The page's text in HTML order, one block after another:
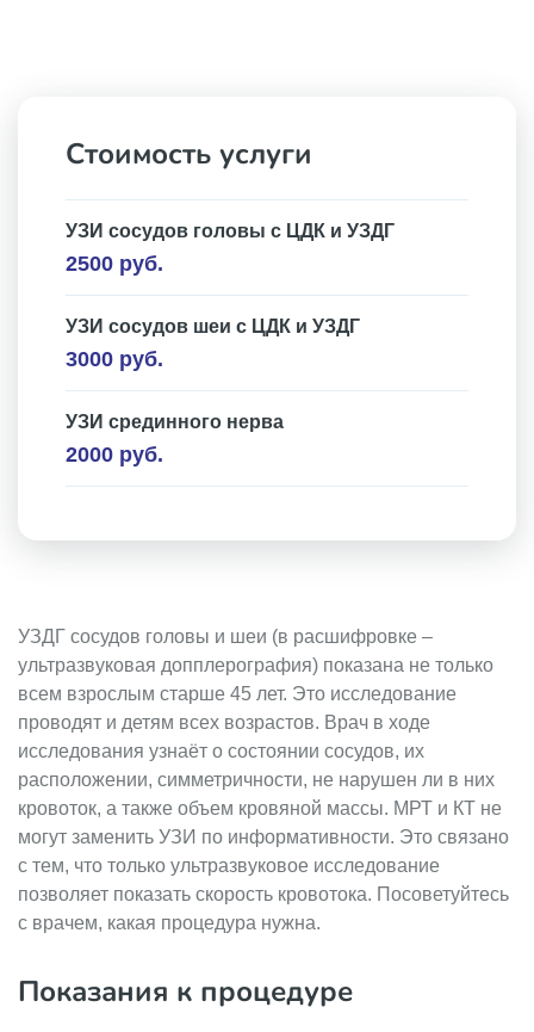
Стоимость услуги
УЗИ сосудов головы с ЦДК и УЗДГ
2500 руб.
УЗИ сосудов шеи с ЦДК и УЗДГ
3000 руб.
УЗИ срединного нерва
2000 руб.
УЗДГ сосудов головы и шеи (в расшифровке –
ультразвуковая допплерография) показана не только
всем взрослым старше 45 лет. Это исследование
проводят и детям всех возрастов. Врач в ходе
исследования узнаёт о состоянии сосудов, их
расположении, симметричности, не нарушен ли в них
кровоток, а также объем кровяной массы. МРТ и КТ не
могут заменить УЗИ по информативности. Это связано
с тем, что только ультразвуковое исследование
позволяет показать скорость кровотока. Посоветуйтесь
с врачем, какая процедура нужна.
Показания к процедуре